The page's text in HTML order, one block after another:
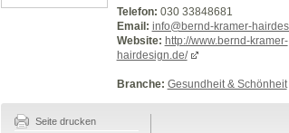
Telefon: 030 33848681
Email: info@bernd-kramer-
Website: http://www.bernd-kramer-
hairdesign.de/
Branche: Gesundheit & Schönheit
Seite drucken